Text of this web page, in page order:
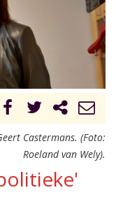
Castermans. (Foto:
Roeland van Wely).